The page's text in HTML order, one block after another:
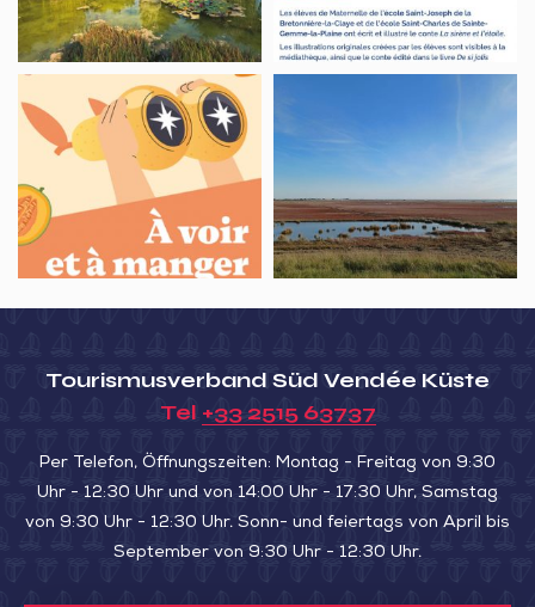
du
Jardin
Dumaine
l’étoile
voir
À
manger,
Rando
autour
Kombucha
au
fil
saisons
Octobre
Tourismusverband Süd Vendée Küste
Tel +33 2515 63737
Per Telefon, Öffnungszeiten: Montag - Freitag von 9:30
Uhr - 12:30 Uhr und von 14:00 Uhr - 17:30 Uhr, Samstag
von 9:30 Uhr - 12:30 Uhr. Sonn- und feiertags von April bis
September von 9:30 Uhr - 12:30 Uhr.